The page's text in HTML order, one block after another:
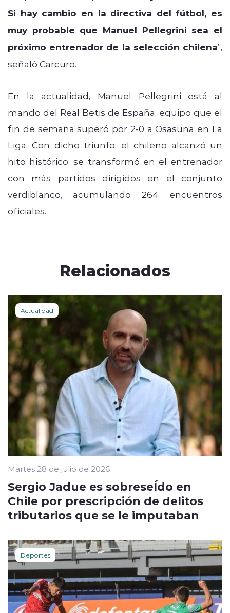
Si hay cambio en la directiva del fútbol, es
muy probable que Manuel Pellegrini sea el
próximo entrenador de la selección chilena”,
señaló Carcuro.
En la actualidad, Manuel Pellegrini está al
mando del Real Betis de España, equipo que el
fin de semana superó por 2-0 a Osasuna en La
Liga. Con dicho triunfo, el chileno alcanzó un
hito histórico: se transformó en el entrenador
con más partidos dirigidos en el conjunto
verdiblanco, acumulando 264 encuentros
oficiales.
Relacionados
Actualidad
Martes 28 de julio de 2026
Sergio Jadue es sobreseÍdo en
Chile por prescripción de delitos
tributarios que se le imputaban
Deportes